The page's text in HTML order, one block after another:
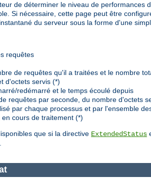
de déterminer le niveau de
Si nécessaire, cette page peut être
du serveur sous la forme d'une
requêtes
de requêtes qu'il a traitées et le nombre
d'octets servis (*)
redémarré et le temps écoulé depuis
requêtes par seconde, du nombre d'octets
par chaque processus et par l'ensemble
cours de traitement (*)
que si la directive ExtendedStatus